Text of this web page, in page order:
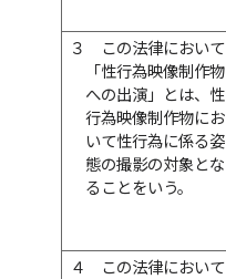
３
この法律において
「性行為映像制作物
への出演」とは、性
行為映像制作物にお
いて性行為に係る姿
態の撮影の対象とな
ることをいう。
４
この法律において